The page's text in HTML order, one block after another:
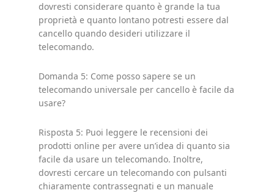
dovresti considerare quanto è grande la tua
proprietà e quanto lontano potresti essere dal
cancello quando desideri utilizzare il
telecomando.
Domanda 5: Come posso sapere se un
telecomando universale per cancello è facile da
usare?
Risposta 5: Puoi leggere le recensioni dei
prodotti online per avere un’idea di quanto sia
facile da usare un telecomando. Inoltre,
dovresti cercare un telecomando con pulsanti
chiaramente contrassegnati e un manuale